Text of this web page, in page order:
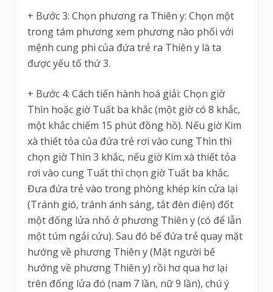
+ Bước 3: Chọn phương ra Thiên y: Chọn một
trong tám phương xem phương nào phối với
mệnh cung phi của đứa trẻ ra Thiên y là ta
được yếu tố thứ 3.
+ Bước 4: Cách tiến hành hoá giải: Chọn giờ
Thìn hoặc giờ Tuất ba khắc (một giờ có 8 khắc,
một khắc chiếm 15 phút đồng hồ). Nếu giờ Kim
xà thiết tỏa của đứa trẻ rơi vào cung Thìn thì
chọn giờ Thìn 3 khắc, nếu giờ Kim xà thiết tỏa
rơi vào cung Tuất thì chọn giờ Tuất ba khắc.
Đưa đứa trẻ vào trong phòng khép kín cửa lại
(Tránh gió, tránh ánh sáng, tắt đèn điện) đốt
một đống lửa nhỏ ở phương Thiên y (có để lẫn
một túm ngải cứu). Sau đó bế đứa trẻ quay mặt
hướng về phương Thiên y (Mặt người bế
hướng về phương Thiên y) rồi hơ qua hơ lại
trên đống lửa đó (nam 7 lần, nữ 9 lần), chú ý